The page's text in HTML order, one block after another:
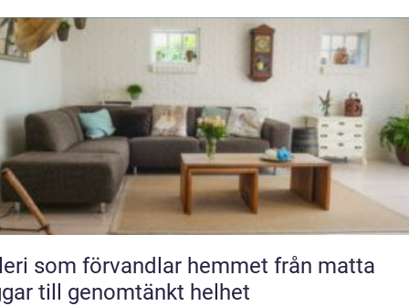
som förvandlar hemmet från matta
till genomtänkt helhet